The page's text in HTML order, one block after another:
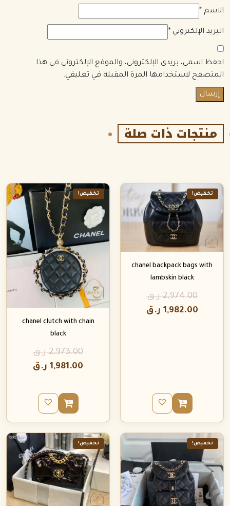
الاسم *
البريد الإلكتروني *
احفظ اسمي، بريدي الإلكتروني، والموقع الإلكتروني في هذا
المتصفح لاستخدامها المرة المقبلة في تعليقي.
منتجات ذات صلة
تخفيض!
chanel backpack bags with
lambskin black
2,974.00 ر.ق
1,982.00 ر.ق
تخفيض!
chanel clutch with chain
black
2,973.00 ر.ق
1,981.00 ر.ق
تخفيض! تخفيض!